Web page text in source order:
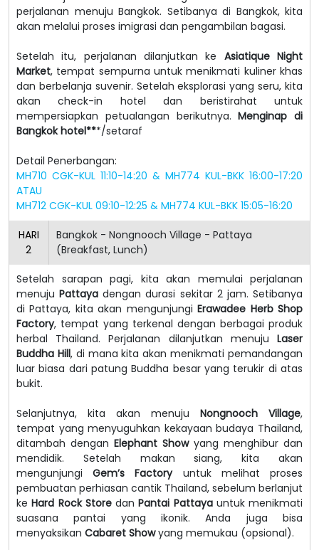
perjalanan menuju Bangkok. Setibanya di Bangkok, kita
akan melalui proses imigrasi dan pengambilan bagasi.
Setelah itu, perjalanan dilanjutkan ke Asiatique Night
Market, tempat sempurna untuk menikmati kuliner khas
dan berbelanja suvenir. Setelah eksplorasi yang seru, kita
akan check-in hotel dan beristirahat untuk
mempersiapkan petualangan berikutnya.Menginap di
Bangkok hotel***/setaraf
Detail Penerbangan:
MH710 CGK-KUL 11:10-14:20 & MH774 KUL-BKK 16:00-17:20
ATAU
MH712 CGK-KUL 09:10-12:25 & MH774 KUL-BKK 15:05-16:20
HARI
2
Bangkok - Nongnooch Village - Pattaya
(Breakfast, Lunch)
Setelah sarapan pagi, kita akan memulai perjalanan
menujuPattaya dengan durasi sekitar 2 jam. Setibanya
di Pattaya, kita akan mengunjungiErawadee Herb Shop
Factory, tempat yang terkenal dengan berbagai produk
herbal Thailand. Perjalanan dilanjutkan menuju Laser
Buddha Hill, di mana kita akan menikmati pemandangan
luar biasa dari patung Buddha besar yang terukir di atas
bukit.
Selanjutnya, kita akan menuju Nongnooch Village,
tempat yang menyuguhkan kekayaan budaya Thailand,
ditambah dengan Elephant Showyang menghibur dan
mendidik. Setelah makan siang, kita akan
mengunjungiGem’s Factoryuntuk melihat proses
pembuatan perhiasan cantik Thailand, sebelum berlanjut
keHard Rock StoredanPantai Pattayauntuk menikmati
suasana pantai yang ikonik. Anda juga bisa
menyaksikan Cabaret Showyang memukau (opsional).